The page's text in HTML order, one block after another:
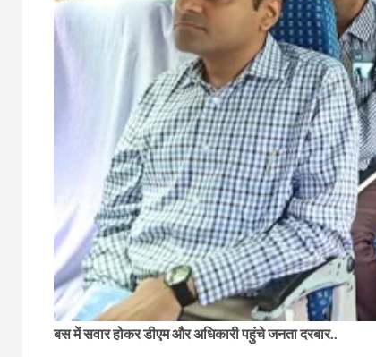
बस में सवार होकर डीएम और अधिकारी पहुंचे जनता दरबार..